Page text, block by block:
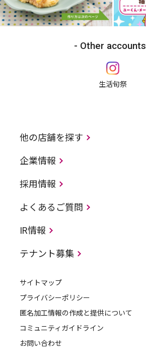
Other accounts
生活旬祭
他の店舗を探す
企業情報
採用情報
よくあるご質問
IR情報
テナント募集
サイトマップ
プライバシーポリシー
匿名加工情報の作成と提供について
コミュニティガイドライン
お問い合わせ